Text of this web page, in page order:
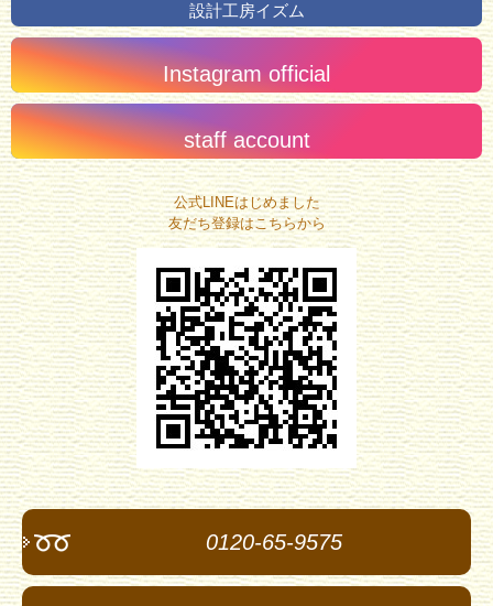
設計工房イズム
Instagram official
staff account
公式LINEはじめました
友だち登録はこちらから
0120-65-9575